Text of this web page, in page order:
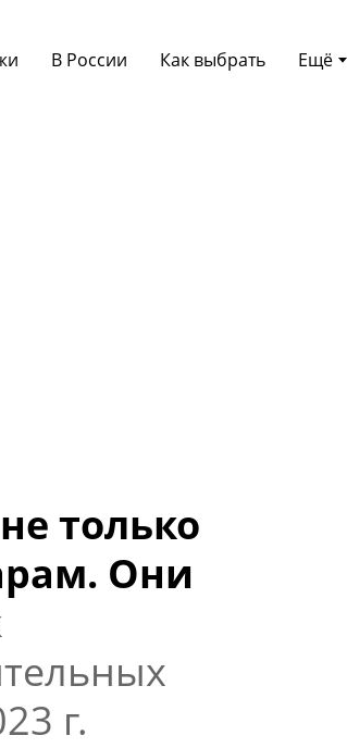
Ещё
В России Как выбрать
только
Они
г.